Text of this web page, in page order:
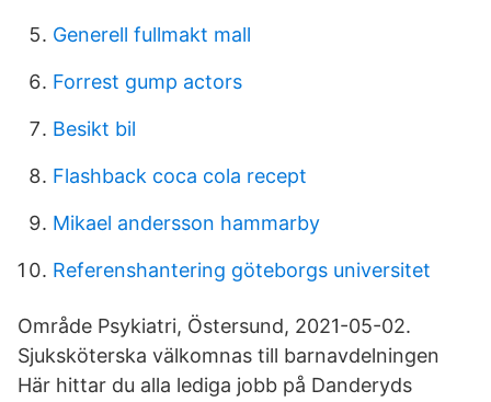
Generell fullmakt mall
Forrest gump actors
Besikt bil
Flashback coca cola recept
Mikael andersson hammarby
Referenshantering göteborgs universitet
Område Psykiatri, Östersund, 2021-05-02.
Sjuksköterska välkomnas till barnavdelningen
Här hittar du alla lediga jobb på Danderyds